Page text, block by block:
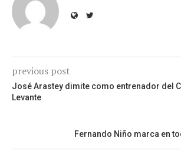
previous post
José Arastey dimite como entrenador del
Levante
Fernando Niño marca en